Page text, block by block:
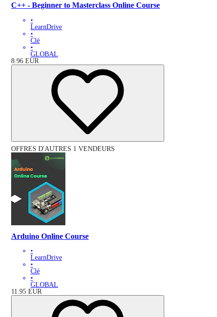
C++ - Beginner to Masterclass Online Course
•
LearnDrive
•
Clé
•
GLOBAL
8.96 EUR
OFFRES D'AUTRES 1 VENDEURS
Arduino Online Course
•
LearnDrive
•
Clé
•
GLOBAL
11.95 EUR